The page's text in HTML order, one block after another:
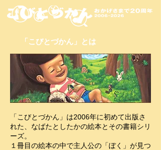
「こびとづかん」とは
「こびとづかん」は2006年に初めて出版さ
れた、なばたとしたかの絵本とその書籍シリ
ーズ。
１冊目の絵本の中で主人公の「ぼく」が見つ